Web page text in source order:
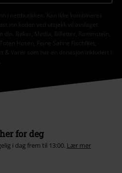
i nettbutikken. Kan ikke kombineres
inn koden ved utsjekk vil avslaget
din. Bøker, Media, Billetter, Rammstein,
Hosen, Feine Sahne Fischfilet,
& Varer som har en donasjon inkludert i
for deg
i dag frem til 13:00. Lær mer